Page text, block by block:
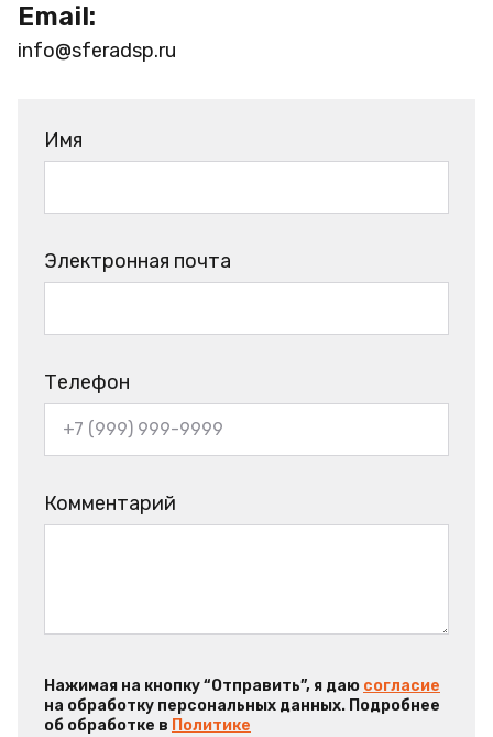
Email:
info@sferadsp.ru
Имя
Электронная почта
Телефон
Комментарий
Нажимая на кнопку “Отправить”, я даю согласие
на обработку персональных данных. Подробнее
об обработке в Политике